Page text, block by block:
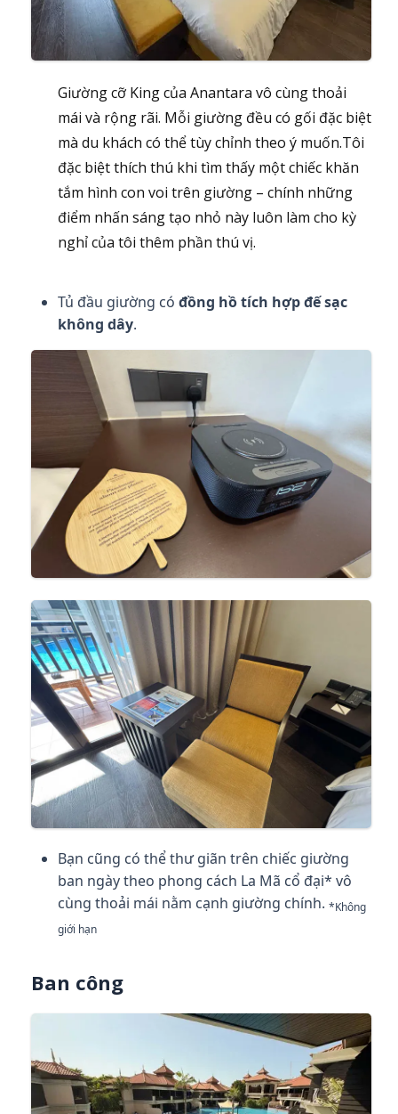
Giường cỡ King của Anantara vô cùng thoải
mái và rộng rãi. Mỗi giường đều có gối đặc biệt
mà du khách có thể tùy chỉnh theo ý muốn.Tôi
đặc biệt thích thú khi tìm thấy một chiếc khăn
tắm hình con voi trên giường – chính những
điểm nhấn sáng tạo nhỏ này luôn làm cho kỳ
nghỉ của tôi thêm phần thú vị.
Tủ đầu giường có đồng hồ tích hợp đế sạc
không dây.
Bạn cũng có thể thư giãn trên chiếc giường
ban ngày theo phong cách La Mã cổ đại* vô
cùng thoải mái nằm cạnh giường chính. *Không
giới hạn
Ban công